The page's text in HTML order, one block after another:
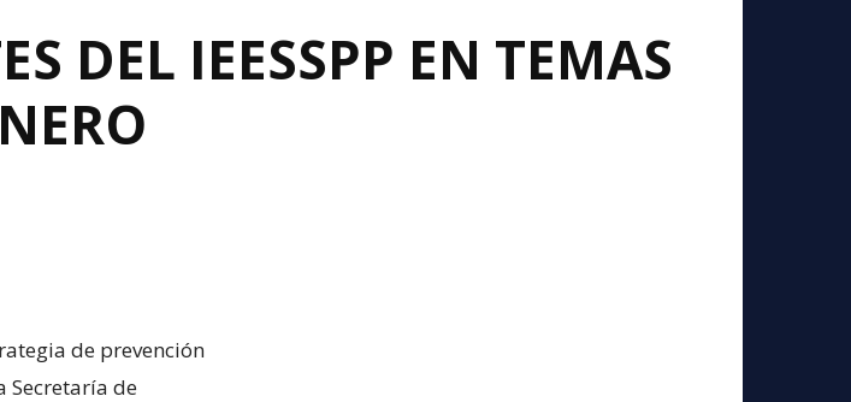
DEL IEESSPP EN TEMAS
de prevención
Secretaría de